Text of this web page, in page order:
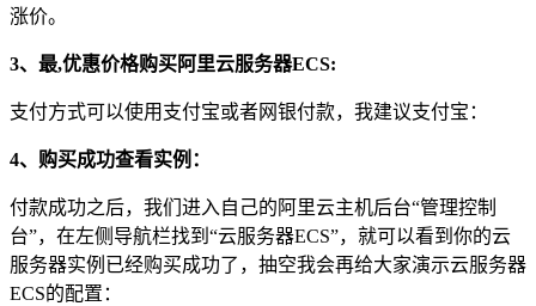
涨价。
3、最,优惠价格购买阿里云服务器ECS:
支付方式可以使用支付宝或者网银付款，我建议支付宝：
4、购买成功查看实例：
付款成功之后，我们进入自己的阿里云主机后台“管理控制
台”，在左侧导航栏找到“云服务器ECS”，就可以看到你的云
服务器实例已经购买成功了，抽空我会再给大家演示云服务器
ECS的配置：